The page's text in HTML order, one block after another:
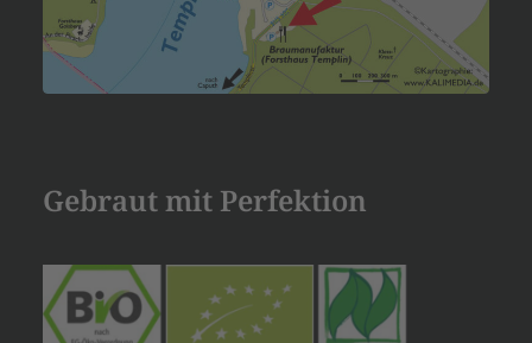
Gebraut mit Perfektion